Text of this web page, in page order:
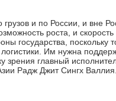
и по России, и вне
роста, и скорость
государства, поскольку
Им нужна
зрения главный
Радж Джит Сингх Валлия.